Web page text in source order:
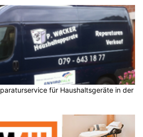
für Haushaltsgeräte in der